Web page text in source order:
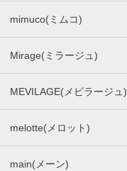
mimuco(ミムコ)
Mirage(ミラージュ)
MEVILAGE(メビラージュ)
melotte(メロット)
main(メーン)